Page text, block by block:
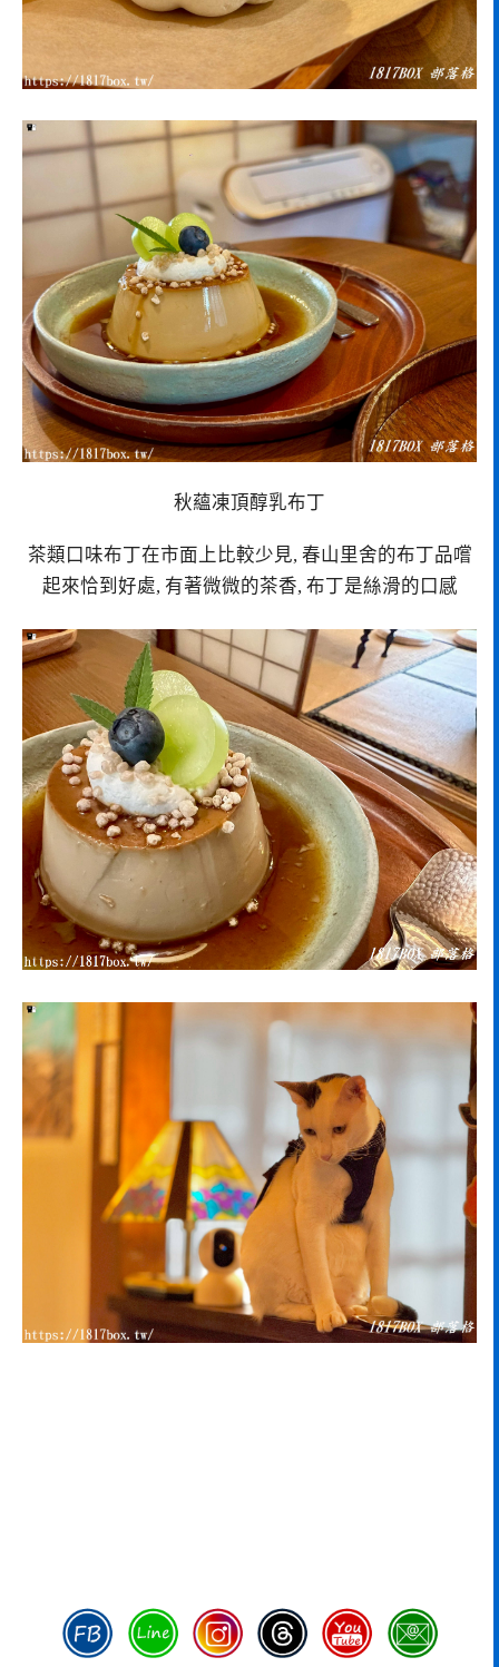
秋蘊凍頂醇乳布丁
茶類口味布丁在市面上比較少見, 春山里舍的布丁品嚐
起來恰到好處, 有著微微的茶香, 布丁是絲滑的口感